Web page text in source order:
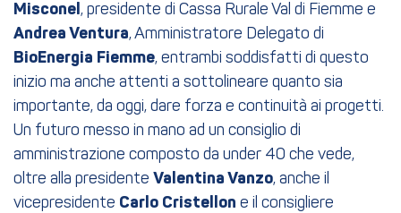
Misconel , presidente di Cassa Rurale Val di Fiemme e
Andrea Ventura, Amministratore Delegato di
BioEnergia Fiemme, entrambi soddisfatti di questo
inizio ma anche attenti a sottolineare quanto sia
importante, da oggi, dare forza e continuità ai progetti.
Un futuro messo in mano ad un consiglio di
amministrazione composto da under 40 che vede,
oltre alla presidente Valentina Vanzo, anche il
vicepresidente Carlo Cristellon e il consigliere